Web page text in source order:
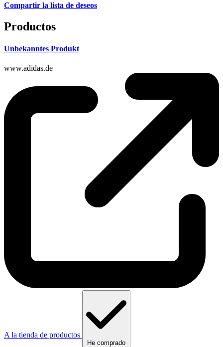
Compartir la lista de deseos
Productos
Unbekanntes Produkt
www.adidas.de
A la tienda de productos
He comprado